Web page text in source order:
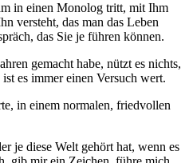
in einen Monolog tritt, mit Ihm
versteht, das man das Leben
das Sie je führen können.
gemacht habe, nützt es nichts,
es immer einen Versuch wert.
in einem normalen, friedvollen
je diese Welt gehört hat, wenn es